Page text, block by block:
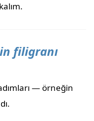
filigranı
— örneğin